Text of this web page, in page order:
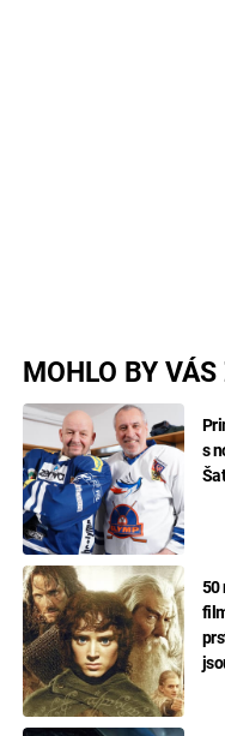
MOHLO BY
s
50